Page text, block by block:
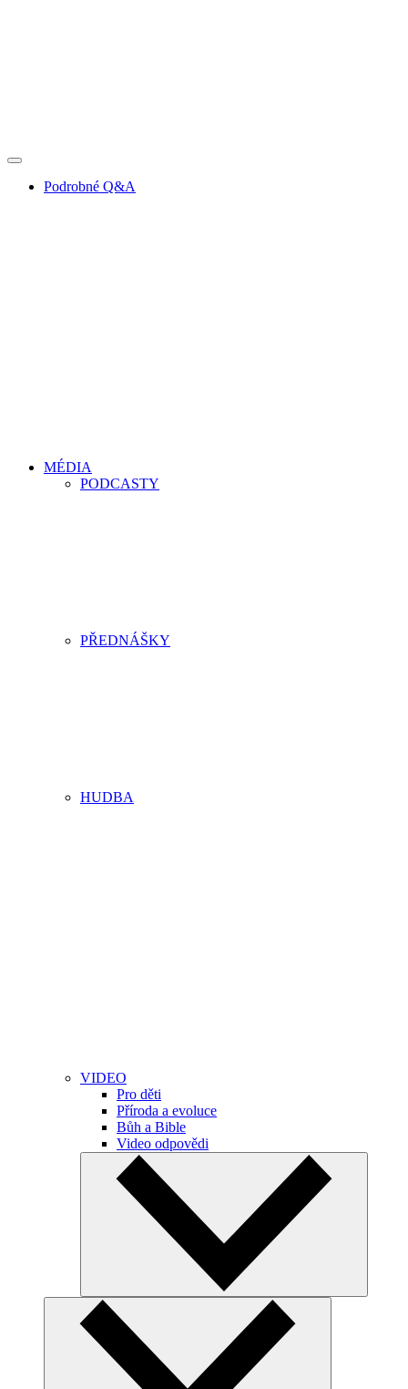
Podrobné Q&A
MÉDIA
PODCASTY
PŘEDNÁŠKY
HUDBA
VIDEO
Pro děti
Příroda a evoluce
Bůh a Bible
Video odpovědi